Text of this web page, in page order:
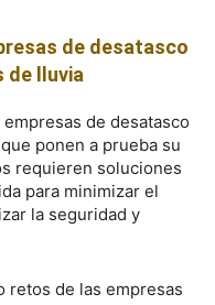
de desatasco
de lluvia
de desatasco
ponen a prueba su
requieren soluciones
para minimizar el
la seguridad y
retos de las empresas